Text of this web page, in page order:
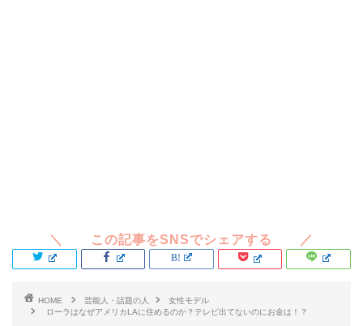
HOME 芸能人・話題の人
女性モデル
ローラはなぜアメリカLAに住めるのか？テレビ出てないのにお金は！？